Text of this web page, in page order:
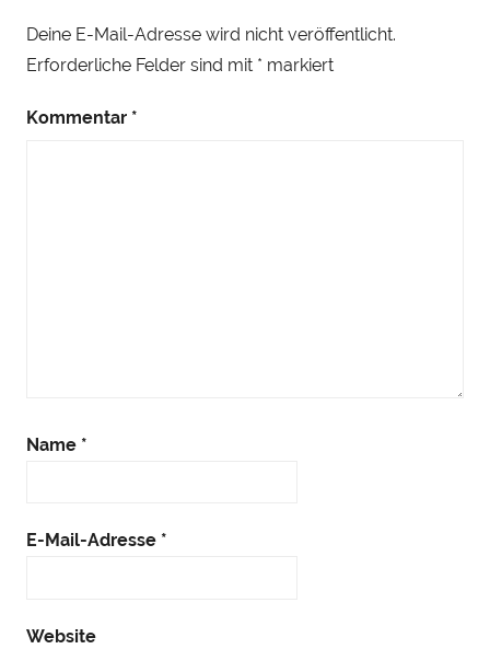
Deine E-Mail-Adresse wird nicht veröffentlicht.
Erforderliche Felder sind mit * markiert
Kommentar *
Name *
E-Mail-Adresse *
Website